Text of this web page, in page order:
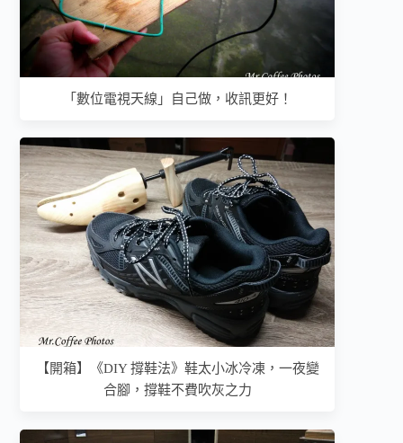
「數位電視天線」自己做，收訊更好！
【開箱】《DIY 撐鞋法》鞋太小冰冷凍，一夜變
合腳，撐鞋不費吹灰之力